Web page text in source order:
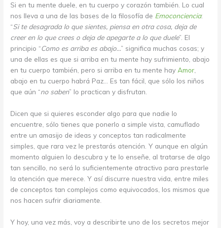
Si en tu mente duele, en tu cuerpo y corazón también. Lo cual
nos lleva a una de las bases de la filosofía de Emoconciencia:
“Si te desagrada lo que sientes, piensa en otra cosa, deja de
creer en lo que crees o deja de apegarte a lo que duele”. El
principio “Como es arriba es abajo…” significa muchas cosas; y
una de ellas es que si arriba en tu mente hay sufrimiento, abajo
en tu cuerpo también, pero si arriba en tu mente hay Amor
abajo en tu cuerpo habrá Paz… Es tan fácil, que sólo los niños
que aún “no saben” lo practican y disfrutan.
Dicen que si quieres esconder algo para que nadie lo
encuentre, sólo tienes que ponerlo a simple vista, camuflado
entre un amasijo de ideas y conceptos tan radicalmente
simples, que rara vez le prestarás atención. Y aunque en algún
momento alguien lo descubra y te lo enseñe, al tratarse de algo
tan sencillo, no será lo suficientemente atractivo para prestarle
la atención que merece. Y así discurre nuestra vida, entre miles
de conceptos tan complejos como equivocados, los mismos que
nos hacen sufrir diariamente.
Y hoy, una vez más, voy a describirte uno de los secretos mejor